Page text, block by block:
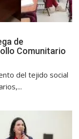
de
Comunitario
del tejido social